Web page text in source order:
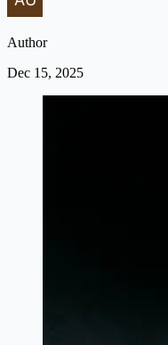
Author
Dec 15, 2025